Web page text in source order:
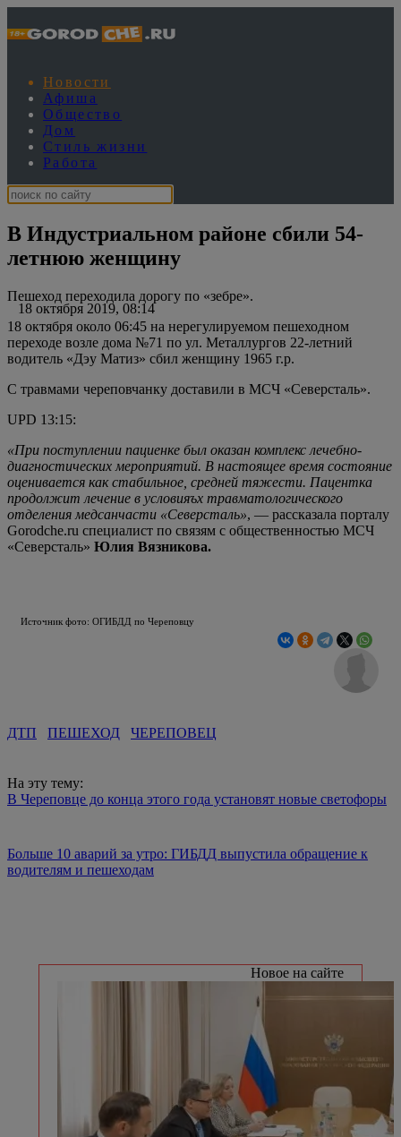
Новости
Афиша
Общество
Дом
Стиль жизни
Работа
В Индустриальном районе сбили 54-
летнюю женщину
18 октября 2019, 08:14
Пешеход переходила дорогу по «зебре».
18 октября около 06:45 на нерегулируемом пешеходном
переходе возле дома №71 по ул. Металлургов 22-летний
водитель «Дэу Матиз» сбил женщину 1965 г.р.
С травмами череповчанку доставили в МСЧ «Северсталь».
UPD 13:15:
«При поступлении пациенке был оказан комплекс лечебно-
диагностических мероприятий. В настоящее время состояние
оценивается как стабильное, средней тяжести. Пацентка
продолжит лечение в условияъх травматологического
отделения медсанчасти «Северсталь», — рассказала порталу
Gorodche.ru специалист по связям с общественностью МСЧ
«Северсталь» Юлия Вязникова.
Источник фото: ОГИБДД по Череповцу
ДТП ПЕШЕХОД ЧЕРЕПОВЕЦ
На эту тему:
В Череповце до конца этого года установят новые светофоры
Больше 10 аварий за утро: ГИБДД выпустила обращение к
водителям и пешеходам
Новое на сайте